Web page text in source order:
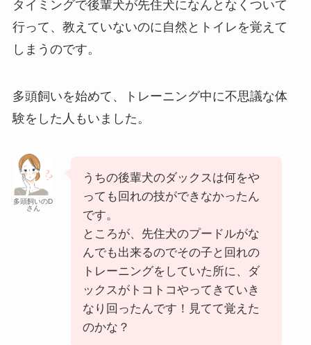
タイミングで後輩犬が先住犬になんとなくついて
行って、教えていないのに自然とトイレを覚えて
しまうのです。
多頭飼いを始めて、トレーニング中に不思議な体
験をした人もいました。
多頭飼いのD
さん
うちの後輩犬のダックスは何をや
っても回れの技ができなかったん
です。
ところが、先住犬のプードルがな
んでも出来るのでその子と回れの
トレーニングをしていた所に、ダ
ックスがトコトコやってきていき
なり回ったんです！見てて覚えた
のかな？